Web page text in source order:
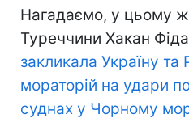
Нагадаємо, у цьому
Туреччини Хакан
закликала Україну та
мораторій на удари
суднах у Чорному